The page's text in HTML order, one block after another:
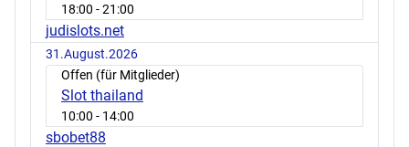
18:00 - 21:00
judislots.net
31.August.2026
Offen (für Mitglieder)
Slot thailand
10:00 - 14:00
sbobet88